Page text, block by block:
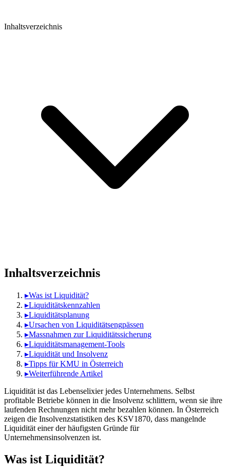
Inhaltsverzeichnis
Inhaltsverzeichnis
▸Was ist Liquidität?
▸Liquiditätskennzahlen
▸Liquiditätsplanung
▸Ursachen von Liquiditätsengpässen
▸Massnahmen zur Liquiditätssicherung
▸Liquiditätsmanagement-Tools
▸Liquidität und Insolvenz
▸Tipps für KMU in Österreich
▸Weiterführende Artikel
Liquidität ist das Lebenselixier jedes Unternehmens. Selbst
profitable Betriebe können in die Insolvenz schlittern, wenn sie ihre
laufenden Rechnungen nicht mehr bezahlen können. In Österreich
zeigen die Insolvenzstatistiken des KSV1870, dass mangelnde
Liquidität einer der häufigsten Gründe für
Unternehmensinsolvenzen ist.
Was ist Liquidität?